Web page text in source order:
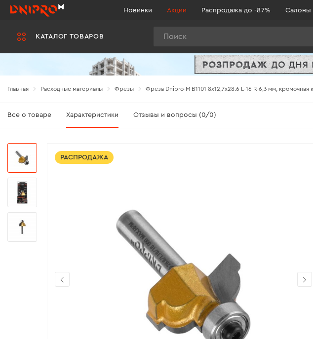
КАТАЛОГ ТОВАРОВ
Новинки Акции Распродажа до -87% Салоны
Главная Расходные материалы Фрезы Фреза Dnipro-M В1101 8x12,7х28.6 L-16 R-6,3 мм,
Все о товаре Характеристики Отзывы и вопросы (0/0)
РАСПРОДАЖА